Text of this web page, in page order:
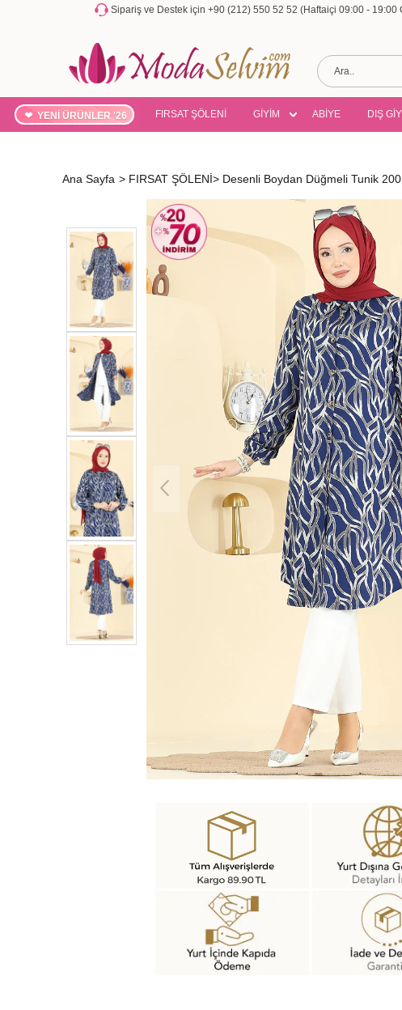
Sipariş ve Destek için +90 (212) 550 52 52 (Haftaiçi 09:00 - 19:00
YENİ ÜRÜNLER '26 FIRSAT ŞÖLENİ GİYİM ABİYE DIŞ
Ana Sayfa > FIRSAT ŞÖLENİ> Desenli Boydan Düğmeli Tunik